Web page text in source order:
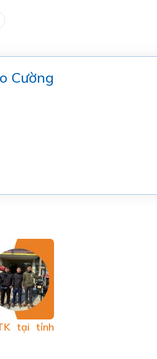
Cường
tại tỉnh